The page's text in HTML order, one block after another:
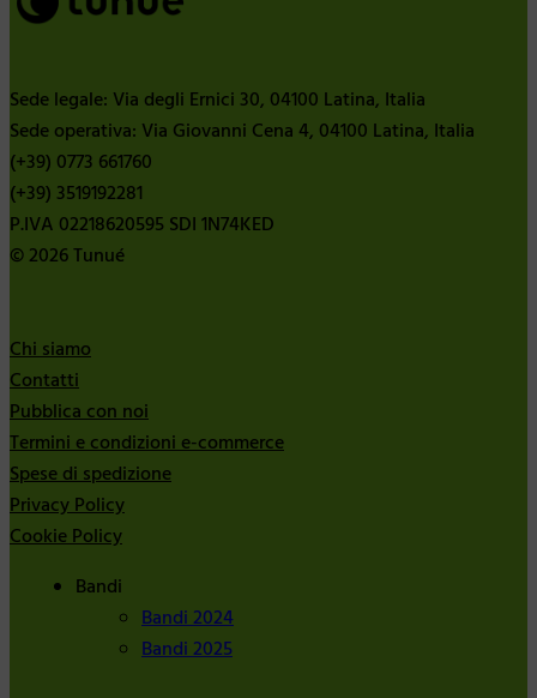
Sede legale: Via degli Ernici 30, 04100 Latina, Italia
Sede operativa: Via Giovanni Cena 4, 04100 Latina, Italia
(+39) 0773 661760
(+39) 3519192281
P.IVA 02218620595 SDI 1N74KED
© 2026 Tunué
Chi siamo
Contatti
Pubblica con noi
Termini e condizioni e-commerce
Spese di spedizione
Privacy Policy
Cookie Policy
Bandi
Bandi 2024
Bandi 2025